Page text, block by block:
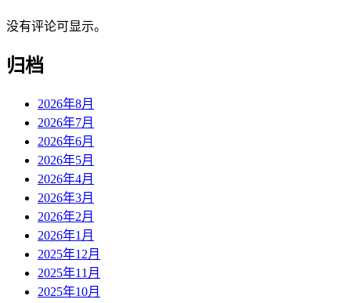
没有评论可显示。
归档
2026年8月
2026年7月
2026年6月
2026年5月
2026年4月
2026年3月
2026年2月
2026年1月
2025年12月
2025年11月
2025年10月